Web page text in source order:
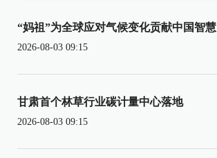
“妈祖”为全球应对气候变化贡献中国智慧
2026-08-03 09:15
甘肃首个林草行业碳计量中心落地
2026-08-03 09:15